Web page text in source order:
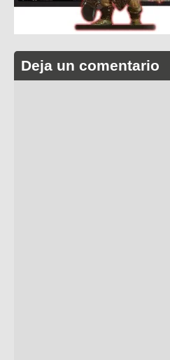
Deja un comentario